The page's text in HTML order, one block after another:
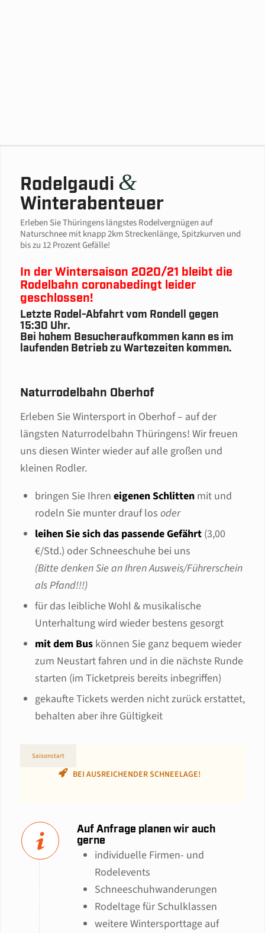
Rodelgaudi &
Winterabenteuer
Erleben Sie Thüringens längstes Rodelvergnügen auf
Naturschnee mit knapp 2km Streckenlänge, Spitzkurven und
bis zu 12 Prozent Gefälle!
In der Wintersaison 2020/21 bleibt die
Rodelbahn coronabedingt leider
geschlossen!
Letzte Rodel-Abfahrt vom Rondell gegen
15:30 Uhr.
Bei hohem Besucheraufkommen kann es im
laufenden Betrieb zu Wartezeiten kommen.
Naturrodelbahn Oberhof
Erleben Sie Wintersport in Oberhof – auf der
längsten Naturrodelbahn Thüringens! Wir freuen
uns diesen Winter wieder auf alle großen und
kleinen Rodler.
bringen Sie Ihren eigenen Schlittenmit und
rodeln Sie munter drauf los oder
leihen Sie sich das passende Gefährt(3,00
€/Std.) oder Schneeschuhe bei uns
(Bitte denken Sie an Ihren Ausweis/Führerschein
als Pfand!!!)
für das leibliche Wohl & musikalische
Unterhaltung wird wieder bestens gesorgt
mit dem Buskönnen Sie ganz bequem wieder
zum Neustart fahren und in die nächste Runde
starten (im Ticketpreis bereits inbegriffen)
gekaufte Tickets werden nicht zurück erstattet,
behalten aber ihre Gültigkeit
Saisonstart
BEI AUSREICHENDER SCHNEELAGE!
Auf Anfrage planen wir auch
gerne
individuelle Firmen- und
Rodelevents
Schneeschuhwanderungen
Rodeltage für Schulklassen
weitere Wintersporttage auf